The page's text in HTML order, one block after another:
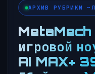
АРХИВ РУБРИКИ
MetaMech
игровой
AI MAX+